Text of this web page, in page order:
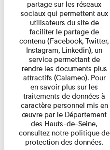
partage sur les réseaux
sociaux qui permettent aux
utilisateurs du site de
faciliter le partage de
contenu (Facebook, Twitter,
Instagram, Linkedin), un
service permettant de
rendre les documents plus
attractifs (Calameo). Pour
en savoir plus sur les
traitements de données à
caractère personnel mis en
œuvre par le Département
des Hauts-de-Seine,
consultez notre politique de
protection des données.